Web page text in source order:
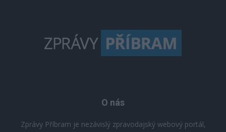
O nás
Zprávy Příbram je nezávislý zpravodajský webový portál,